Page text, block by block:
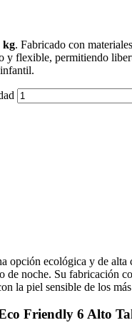
kg. Fabricado con
y flexible, permitiendo
ecológica y de alta
noche. Su fabricación
la piel sensible de los
Friendly 6 Alto